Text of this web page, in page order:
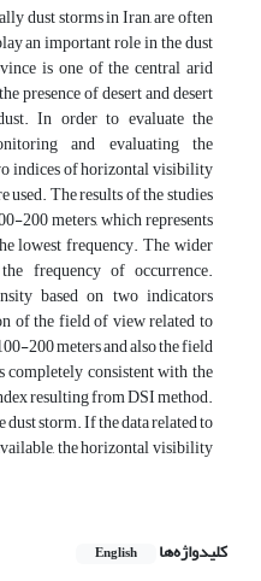
dust storms in Iran, are often
an important role in the dust
is one of the central arid
presence of desert and desert
In order to evaluate the
and evaluating the
indices of horizontal visibility
The results of the studies
200 meters, which represents
lowest frequency. The wider
frequency of occurrence.
based on two indicators
of the field of view related to
200 meters and also the field
consistent with the
resulting from DSI method.
storm. If the data related to
the horizontal visibility
کلیدواژه‌ها English